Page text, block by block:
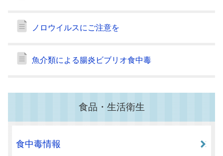
ノロウイルスにご注意を
魚介類による腸炎ビブリオ食中毒
食品・生活衛生
食中毒情報